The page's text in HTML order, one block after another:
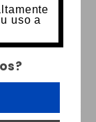
uso a